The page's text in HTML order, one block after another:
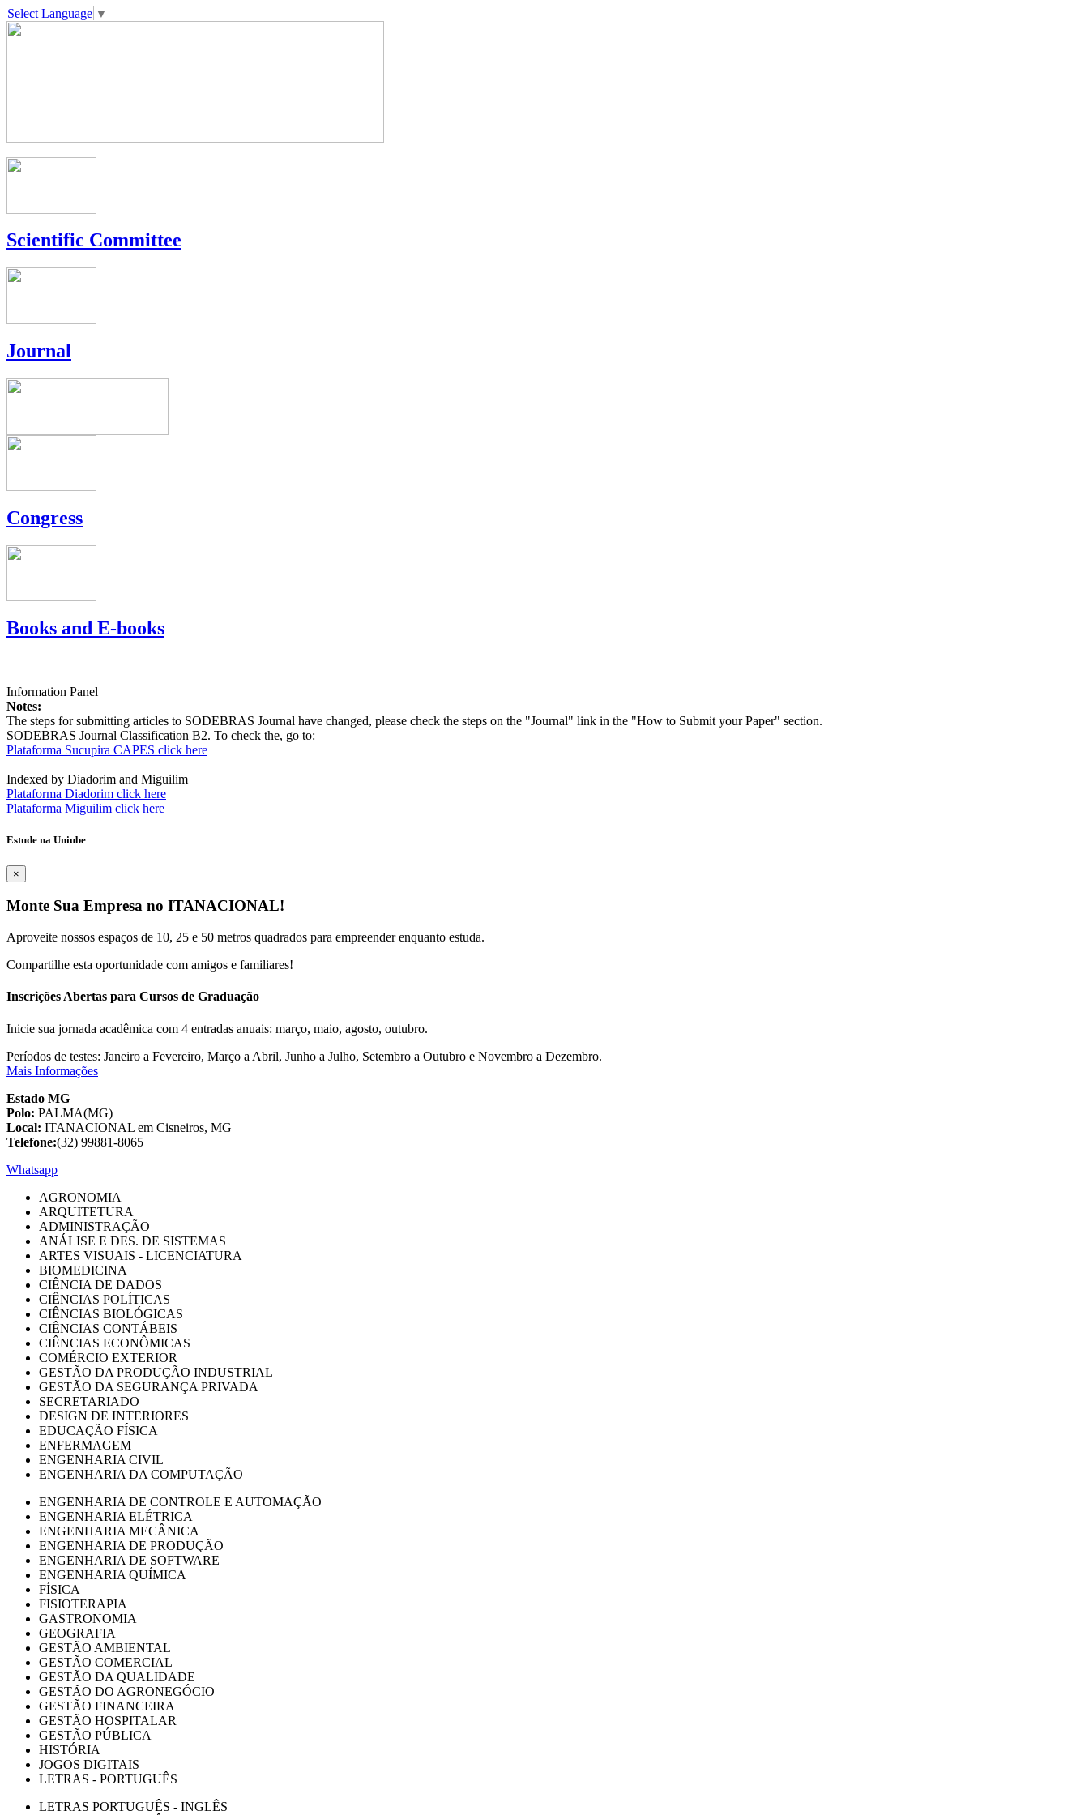
Select Language ▼
Scientific Committee
Journal
Congress
Books and E-books
Information Panel
Notes:
The steps for submitting articles to SODEBRAS Journal have changed, please check the steps on the "Journal" link in the "How to Submit your Paper" section.
SODEBRAS Journal Classification B2. To check the, go to:
Plataforma Sucupira CAPES click here
Indexed by Diadorim and Miguilim
Plataforma Diadorim click here
Plataforma Miguilim click here
Estude na Uniube
×
Monte Sua Empresa no ITANACIONAL!
Aproveite nossos espaços de 10, 25 e 50 metros quadrados para empreender enquanto estuda.
Compartilhe esta oportunidade com amigos e familiares!
Inscrições Abertas para Cursos de Graduação
Inicie sua jornada acadêmica com 4 entradas anuais: março, maio, agosto, outubro.
Períodos de testes: Janeiro a Fevereiro, Março a Abril, Junho a Julho, Setembro a Outubro e Novembro a Dezembro.
Mais Informações
Estado MG
Polo: PALMA(MG)
Local: ITANACIONAL em Cisneiros, MG
Telefone:(32) 99881-8065
Whatsapp
AGRONOMIA
ARQUITETURA
ADMINISTRAÇÃO
ANÁLISE E DES. DE SISTEMAS
ARTES VISUAIS - LICENCIATURA
BIOMEDICINA
CIÊNCIA DE DADOS
CIÊNCIAS POLÍTICAS
CIÊNCIAS BIOLÓGICAS
CIÊNCIAS CONTÁBEIS
CIÊNCIAS ECONÔMICAS
COMÉRCIO EXTERIOR
GESTÃO DA PRODUÇÃO INDUSTRIAL
GESTÃO DA SEGURANÇA PRIVADA
SECRETARIADO
DESIGN DE INTERIORES
EDUCAÇÃO FÍSICA
ENFERMAGEM
ENGENHARIA CIVIL
ENGENHARIA DA COMPUTAÇÃO
ENGENHARIA DE CONTROLE E AUTOMAÇÃO
ENGENHARIA ELÉTRICA
ENGENHARIA MECÂNICA
ENGENHARIA DE PRODUÇÃO
ENGENHARIA DE SOFTWARE
ENGENHARIA QUÍMICA
FÍSICA
FISIOTERAPIA
GASTRONOMIA
GEOGRAFIA
GESTÃO AMBIENTAL
GESTÃO COMERCIAL
GESTÃO DA QUALIDADE
GESTÃO DO AGRONEGÓCIO
GESTÃO FINANCEIRA
GESTÃO HOSPITALAR
GESTÃO PÚBLICA
HISTÓRIA
JOGOS DIGITAIS
LETRAS - PORTUGUÊS
LETRAS PORTUGUÊS - INGLÊS